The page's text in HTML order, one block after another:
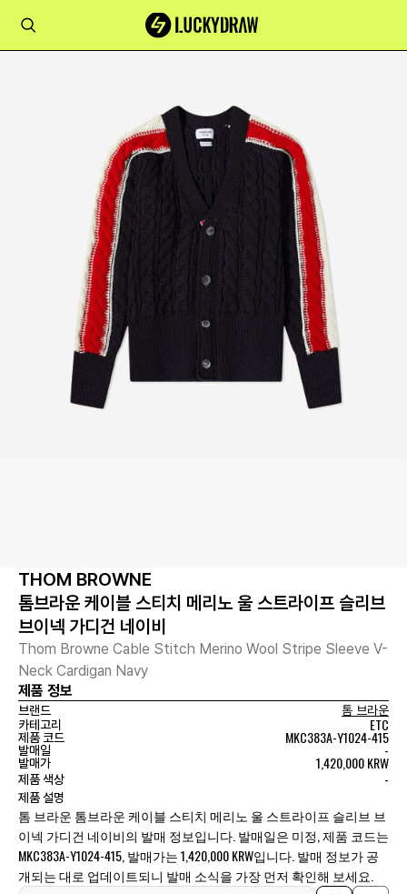
THOM BROWNE
톰브라운 케이블 스티치 메리노 울 스트라이프 슬리브
브이넥 가디건 네이비
Thom Browne Cable Stitch Merino Wool Stripe Sleeve V-
Neck Cardigan Navy
제품 정보
브랜드
톰 브라운
카테고리
ETC
제품 코드 MKC383A-Y1024-415
발매일 -
발매가 1,420,000 KRW
제품 색상 -
제품 설명
톰 브라운 톰브라운 케이블 스티치 메리노 울 스트라이프 슬리브 브
이넥 가디건 네이비의 발매 정보입니다. 발매일은 미정, 제품 코드는
MKC383A-Y1024-415, 발매가는 1,420,000 KRW입니다. 발매 정보가 공
개되는 대로 업데이트되니 발매 소식을 가장 먼저 확인해 보세요.